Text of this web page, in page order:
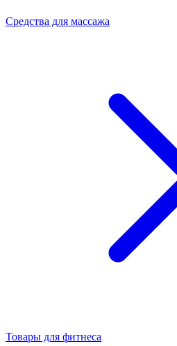
Средства для массажа
Товары для фитнеса